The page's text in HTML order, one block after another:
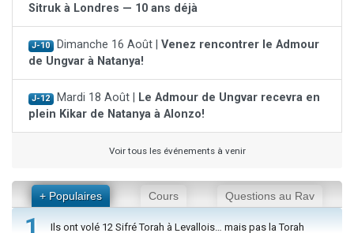
Sitruk à Londres — 10 ans déjà
J-10 Dimanche 16 Août | Venez rencontrer le Admour
de Ungvar à Natanya!
J-12 Mardi 18 Août | Le Admour de Ungvar recevra en
plein Kikar de Natanya à Alonzo!
Voir tous les événements à venir
+ Populaires Cours Questions au Rav
Ils ont volé 12 Sifré Torah à Levallois… mais pas la Torah